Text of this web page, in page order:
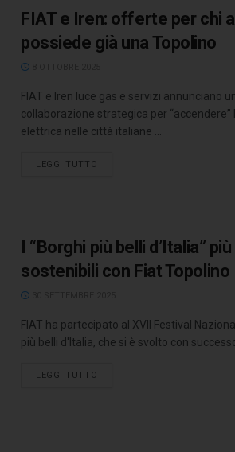
FIAT e Iren: offerte per chi
possiede già una Topolino
FIAT e Iren luce gas e servizi annunciano
collaborazione strategica per “accendere”
elettrica nelle città italiane ...
LEGGI TUTTO
I “Borghi più belli d’Italia” più
sostenibili con Fiat Topolino
FIAT ha partecipato al XVII Festival
più belli d'Italia, che si è svolto con successo
LEGGI TUTTO